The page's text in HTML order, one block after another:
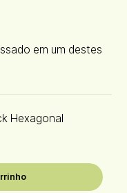
em um destes
Hexagonal